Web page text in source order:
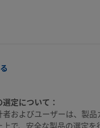
NPTおねじ
定について：
者およびユーザーは、製
上で、安全な製品の選定